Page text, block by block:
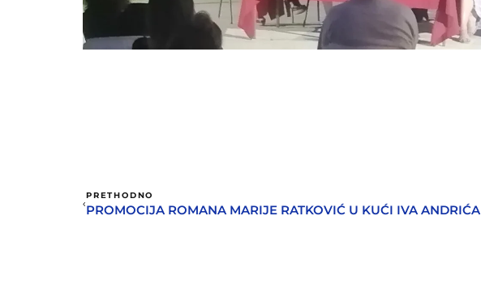
PRETHODNO
PROMOCIJA ROMANA MARIJE RATKOVIĆ U KUĆI IVA ANDRIĆA